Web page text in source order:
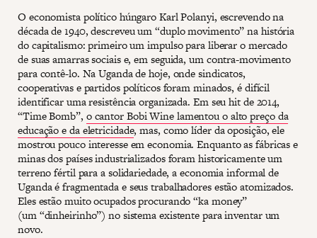
O economista político húngaro Karl Polanyi, escrevendo na
década de 1940, descreveu um “duplo movimento” na história
do capitalismo: primeiro um impulso para liberar o mercado
de suas amarras sociais e, em seguida, um contra-movimento
para contê-lo. Na Uganda de hoje, onde sindicatos,
cooperativas e partidos políticos foram minados, é difícil
identificar uma resistência organizada. Em seu hit de 2014,
“Time Bomb”, o cantor Bobi Wine lamentou o alto preço da
educação e da eletricidade, mas, como líder da oposição, ele
mostrou pouco interesse em economia. Enquanto as fábricas e
minas dos países industrializados foram historicamente um
terreno fértil para a solidariedade, a economia informal de
Uganda é fragmentada e seus trabalhadores estão atomizados.
Eles estão muito ocupados procurando “ka money”
(um “dinheirinho”) no sistema existente para inventar um
novo.